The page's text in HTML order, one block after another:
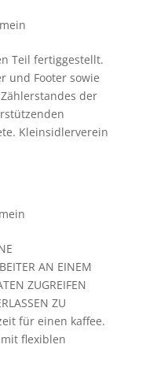
Teil fertiggestellt.
und Footer sowie
der
Kleinsidlerverein
AN EINEM
ZUGREIFEN
ZU
für einen kaffee.
flexiblen